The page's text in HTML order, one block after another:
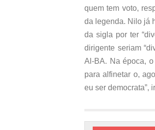
quem tem voto,
da legenda. Nilo já
da sigla por ter
dirigente seriam
Al-BA. Na época,
para alfinetar o,
eu ser democrata”,